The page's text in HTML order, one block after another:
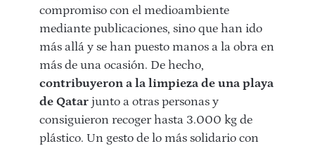
compromiso con el medioambiente
mediante publicaciones, sino que han ido
más allá y se han puesto manos a la obra en
más de una ocasión. De hecho,
contribuyeron a la limpieza de una playa
de Qatar junto a otras personas y
consiguieron recoger hasta 3.000 kg de
plástico. Un gesto de lo más solidario con